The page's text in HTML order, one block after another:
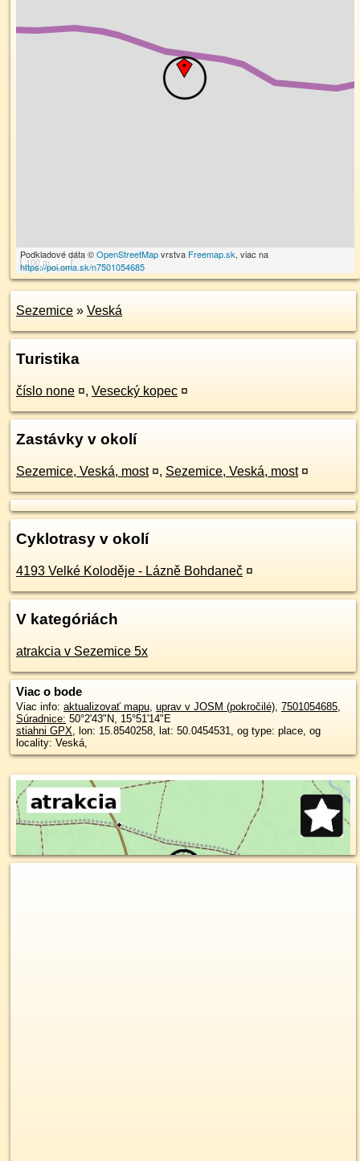
100 m
Podkladové dáta ©OpenStreetMapvrstva Freemap.sk, viac na
https://poi.oma.sk/n7501054685
Sezemice » Veská
Turistika
číslo none ¤, Vesecký kopec ¤
Zastávky v okolí
Sezemice, Veská, most ¤, Sezemice, Veská, most ¤
Cyklotrasy v okolí
4193 Velké Koloděje - Lázně Bohdaneč ¤
V kategóriách
atrakcia v Sezemice 5x
Viac o bode
Viac info: aktualizovať mapu, uprav v JOSM (pokročilé), 7501054685,
Súradnice: 50°2'43"N, 15°51'14"E
stiahni GPX, lon: 15.8540258, lat: 50.0454531, og type: place, og
locality: Veská,